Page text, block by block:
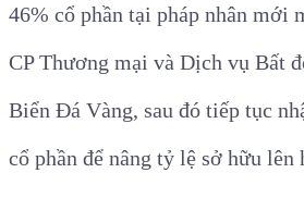
46% cổ phần tại pháp nhân mới
CP Thương mại và Dịch vụ Bất
Biển Đá Vàng, sau đó tiếp tục
cổ phần để nâng tỷ lệ sở hữu lên